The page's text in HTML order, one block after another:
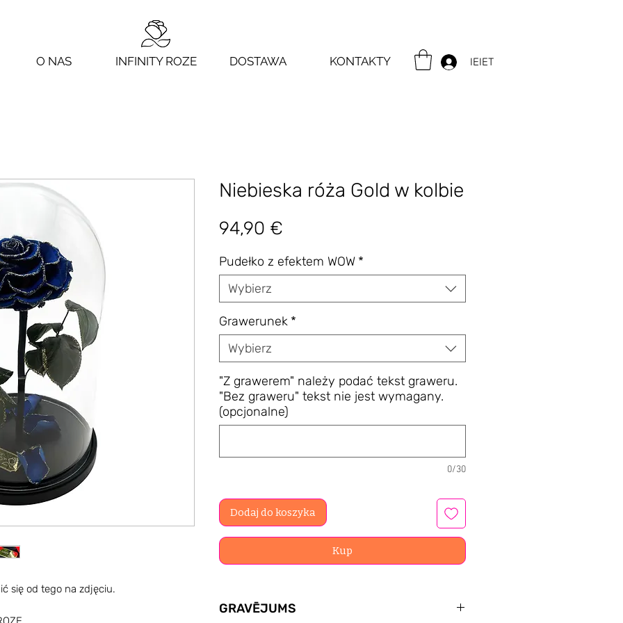
O NAS INFINITY ROZE DOSTAWA KONTAKTY IEIET
się od tego na zdjęciu.
Niebieska róża Gold w kolbie
94,90 €
Pudełko z efektem WOW *
Wybierz
Grawerunek *
Wybierz
"Z grawerem" należy podać tekst graweru.
"Bez graweru" tekst nie jest wymagany.
(opcjonalne)
0/30
Dodaj do koszyka
Kup
GRAVĒJUMS